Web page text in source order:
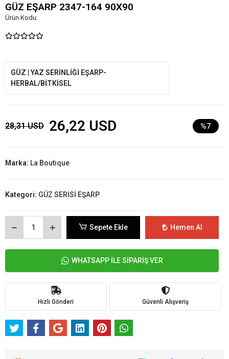
GÜZ EŞARP 2347-164 90X90
Ürün Kodu:
GÜZ | YAZ SERİNLİĞİ EŞARP-
HERBAL/BİTKİSEL
28,31 USD 26,22 USD %7
Marka: La Boutique
Kategori: GÜZ SERİSİ EŞARP
Sepete Ekle Hemen Al
WHATSAPP İLE SİPARİŞ VER
Hızlı Gönderi Güvenli Alışveriş